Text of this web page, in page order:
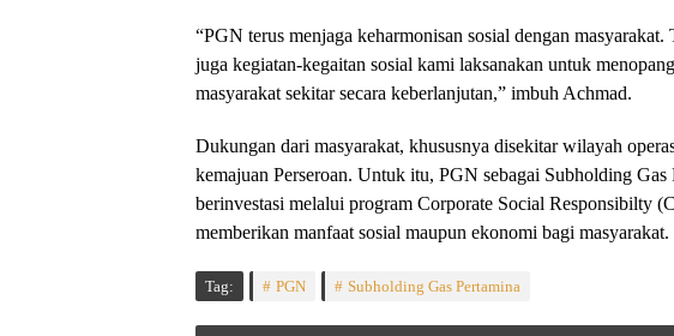
“PGN terus menjaga keharmonisan sosial dengan
juga kegiatan-kegaitan sosial kami laksanakan untuk
masyarakat sekitar secara keberlanjutan,” imbuh Achmad.
Dukungan dari masyarakat, khususnya disekitar wilayah
kemajuan Perseroan. Untuk itu, PGN sebagai Subholding
berinvestasi melalui program Corporate Social Responsibilty
memberikan manfaat sosial maupun ekonomi bagi masyarakat.
Tag: PGN Subholding Gas Pertamina